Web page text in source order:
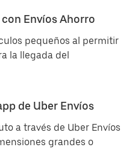
Envíos Ahorro
pequeños al permitir
la llegada del
de Uber Envíos
a través de Uber Envíos
grandes o